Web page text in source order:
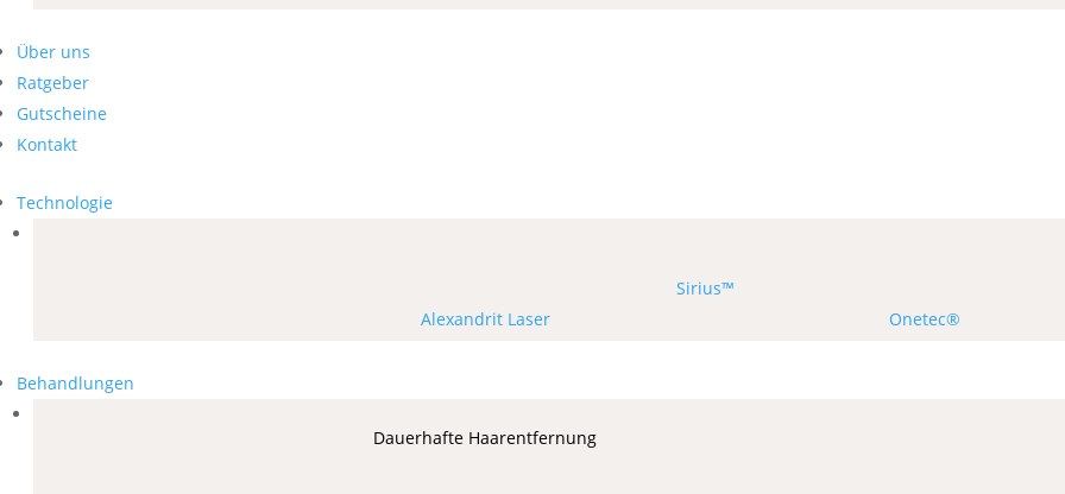
Über uns
Ratgeber
Gutscheine
Kontakt
Technologie
Alexandrit Laser
Sirius™
Onetec®
Behandlungen
Dauerhafte Haarentfernung